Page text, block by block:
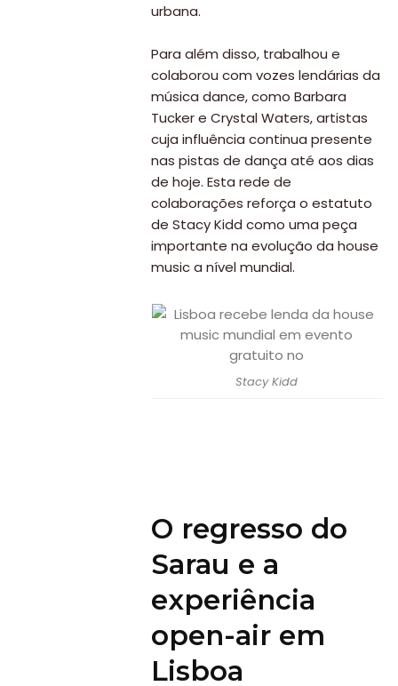
urbana.
Para além disso, trabalhou e
colaborou com vozes lendárias da
música dance, como Barbara
Tucker e Crystal Waters, artistas
cuja influência continua presente
nas pistas de dança até aos dias
de hoje. Esta rede de
colaborações reforça o estatuto
de Stacy Kidd como uma peça
importante na evolução da house
music a nível mundial.
Stacy Kidd
O regresso do
Sarau e a
experiência
open-air em
Lisboa